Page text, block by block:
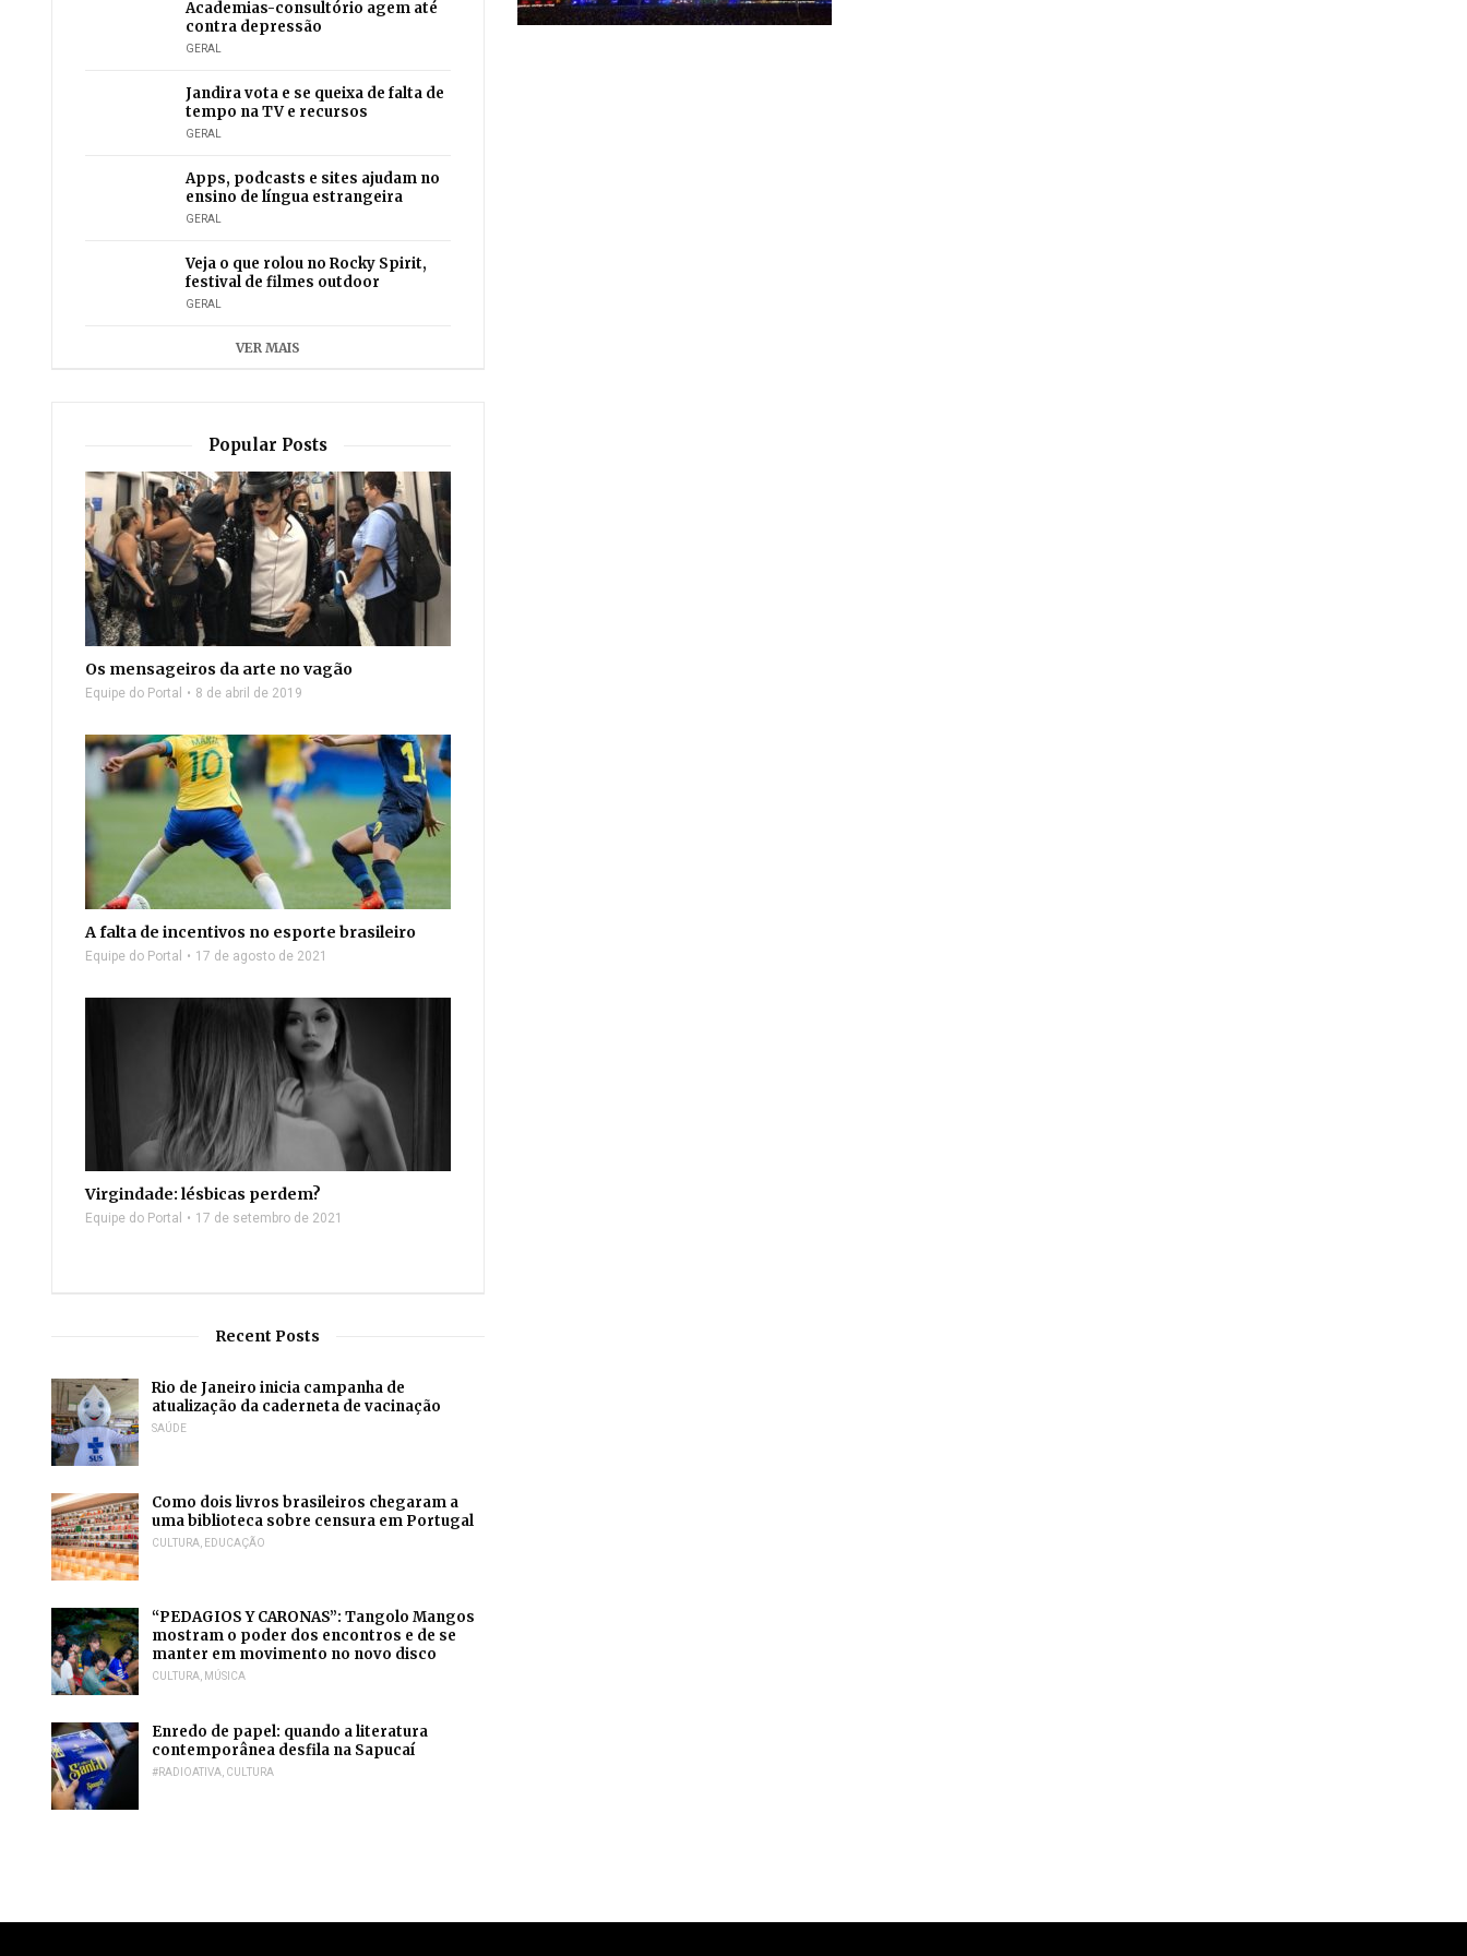
Academias-consultório agem até
contra depressão
GERAL
Jandira vota e se queixa de falta de
tempo na TV e recursos
GERAL
Apps, podcasts e sites ajudam no
ensino de língua estrangeira
GERAL
Veja o que rolou no Rocky Spirit,
festival de filmes outdoor
GERAL
VER MAIS
Popular Posts
Os mensageiros da arte no vagão
Equipe do Portal 8 de abril de 2019
A falta de incentivos no esporte brasileiro
Equipe do Portal 17 de agosto de 2021
Virgindade: lésbicas perdem?
Equipe do Portal 17 de setembro de 2021
Recent Posts
Rio de Janeiro inicia campanha de
atualização da caderneta de vacinação
SAÚDE
Como dois livros brasileiros chegaram a
uma biblioteca sobre censura em Portugal
CULTURA, EDUCAÇÃO
“PEDAGIOS Y CARONAS”: Tangolo Mangos
mostram o poder dos encontros e de se
manter em movimento no novo disco
CULTURA, MÚSICA
Enredo de papel: quando a literatura
contemporânea desfila na Sapucaí
#RADIOATIVA, CULTURA